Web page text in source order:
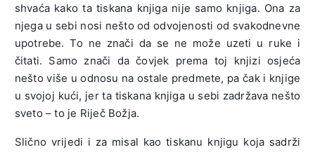
shvaća kako ta tiskana knjiga nije samo knjiga. Ona za
njega u sebi nosi nešto od odvojenosti od svakodnevne
upotrebe. To ne znači da se ne može uzeti u ruke i
čitati. Samo znači da čovjek prema toj knjizi osjeća
nešto više u odnosu na ostale predmete, pa čak i knjige
u svojoj kući, jer ta tiskana knjiga u sebi zadržava nešto
sveto – to je Riječ Božja.
Slično vrijedi i za misal kao tiskanu knjigu koja sadrži